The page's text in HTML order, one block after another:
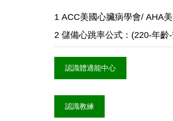
1 ACC美國心臟病學會/ AHA
2 儲備心跳率公式：(220-年
認識體適能中心
認識教練